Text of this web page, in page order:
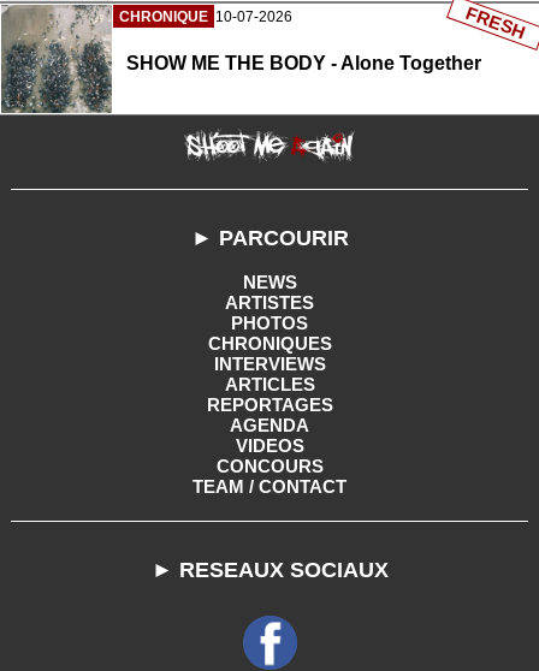
CHRONIQUE 10-07-2026
SHOW ME THE BODY - Alone Together
FRESH
► PARCOURIR
NEWS
ARTISTES
PHOTOS
CHRONIQUES
INTERVIEWS
ARTICLES
REPORTAGES
AGENDA
VIDEOS
CONCOURS
TEAM / CONTACT
► RESEAUX SOCIAUX